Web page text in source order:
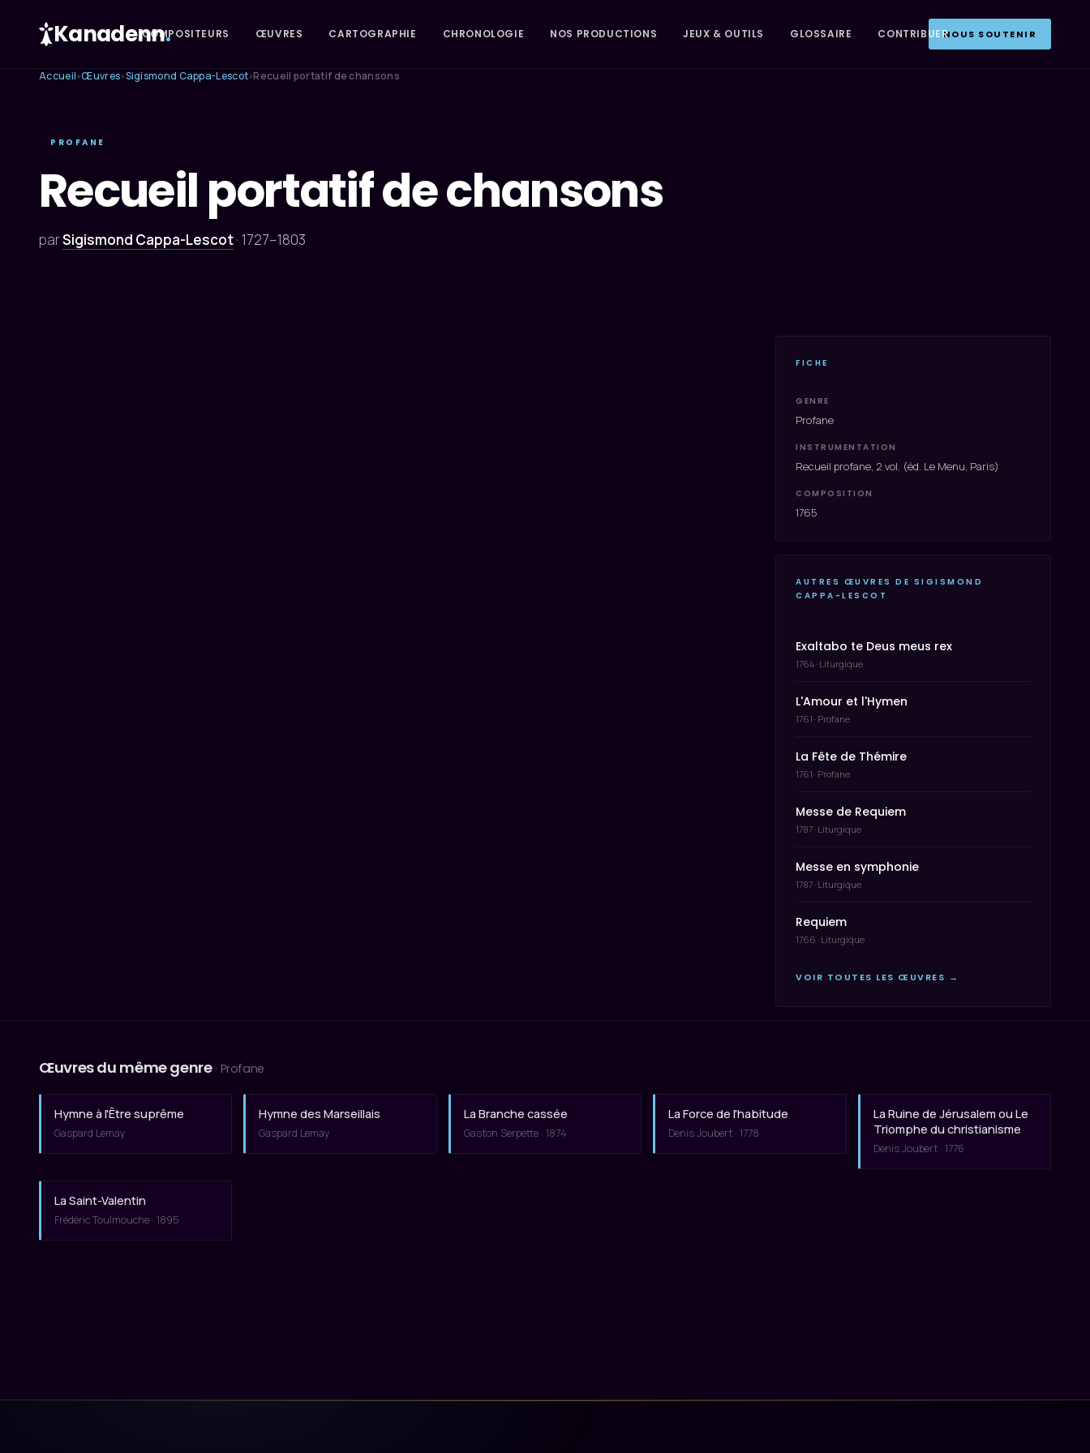
Kanadenn.
COMPOSITEURS ŒUVRES CARTOGRAPHIE CHRONOLOGIE NOS PRODUCTIONS JEUX & OUTILS GLOSSAIRE CONTRIBUERNOUS SOUTENIR
Accueil ›Œuvres›Sigismond Cappa-Lescot›Recueil portatif de chansons
PROFANE
Recueil portatif de chansons
parSigismond Cappa-Lescot· 1727–1803
FICHE
GENRE
Profane
INSTRUMENTATION
Recueil profane, 2 vol. (éd. Le Menu, Paris)
COMPOSITION
1765
AUTRES ŒUVRES DE SIGISMOND
CAPPA-LESCOT
Exaltabo te Deus meus rex
1764 · Liturgique
L'Amour et l'Hymen
1761 · Profane
La Fête de Thémire
1761 · Profane
Messe de Requiem
1787 · Liturgique
Messe en symphonie
1787 · Liturgique
Requiem
1766 · Liturgique
VOIR TOUTES LES ŒUVRES →
Œuvres du même genre · Profane
Hymne à l'Être suprême
Gaspard Lemay
Hymne des Marseillais
Gaspard Lemay
La Branche cassée
Gaston Serpette · 1874
La Force de l'habitude
Denis Joubert · 1778
La Ruine de Jérusalem ou Le
Triomphe du christianisme
Denis Joubert · 1776
La Saint-Valentin
Frédéric Toulmouche · 1895